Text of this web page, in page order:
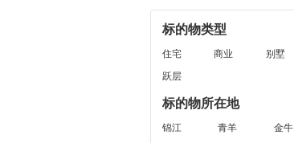
标的物类型
住宅 商业
别墅
跃层
标的物所在地
锦江 青羊
金牛